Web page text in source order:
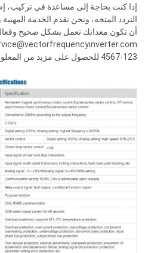
إذا كنت بحاجة إلى مساعدة في تركيب،
التردد المتجه، ونحن نقدم الخدمة
أن تكون معداتك تعمل بشكل صحيح
123-4567 للحصول على مزيد من المعلومات.